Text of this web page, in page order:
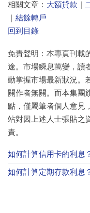
相關文章： 大額貸款
結餘轉戶
回到目錄
免責聲明：本專頁刊載
途。市場瞬息萬變，讀
動掌握市場最新狀況。
關作者無關。而本集團
點，僅屬筆者個人意見
站對因上述人士張貼之
責。
如何計算信用卡的利息
如何計算定期存款利息